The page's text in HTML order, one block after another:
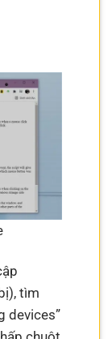
tìm
devices”